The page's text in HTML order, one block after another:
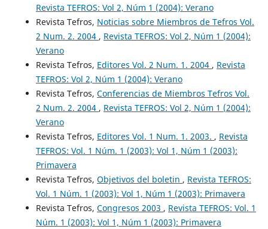
Revista TEFROS: Vol 2, Núm 1 (2004): Verano
Revista Tefros, Noticias sobre Miembros de Tefros Vol.
2 Num. 2. 2004 , Revista TEFROS: Vol 2, Núm 1 (2004):
Verano
Revista Tefros, Editores Vol. 2 Num. 1. 2004 , Revista
TEFROS: Vol 2, Núm 1 (2004): Verano
Revista Tefros, Conferencias de Miembros Tefros Vol.
2 Num. 2. 2004 , Revista TEFROS: Vol 2, Núm 1 (2004):
Verano
Revista Tefros, Editores Vol. 1 Num. 1. 2003. , Revista
TEFROS: Vol. 1 Núm. 1 (2003): Vol 1, Núm 1 (2003):
Primavera
Revista Tefros, Objetivos del boletin , Revista TEFROS:
Vol. 1 Núm. 1 (2003): Vol 1, Núm 1 (2003): Primavera
Revista Tefros, Congresos 2003 , Revista TEFROS: Vol. 1
Núm. 1 (2003): Vol 1, Núm 1 (2003): Primavera